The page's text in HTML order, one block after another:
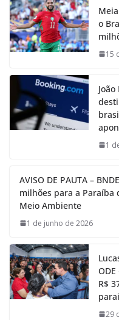
o
15
1
AVISO DE PAUTA –
milhões para a
Meio Ambiente
1 de junho de 2026
R$
29